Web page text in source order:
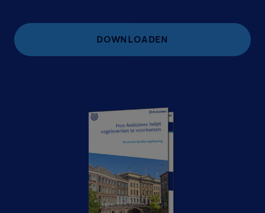
DOWNLOADEN